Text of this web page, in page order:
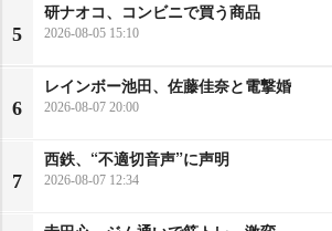
5
研ナオコ、コンビニで買う商品
2026-08-05 15:10
6
レインボー池田、佐藤佳奈と電撃婚
2026-08-07 20:00
7
西鉄、“不適切音声”に声明
2026-08-07 12:34